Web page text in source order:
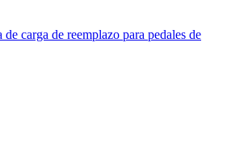
carga de reemplazo para pedales de